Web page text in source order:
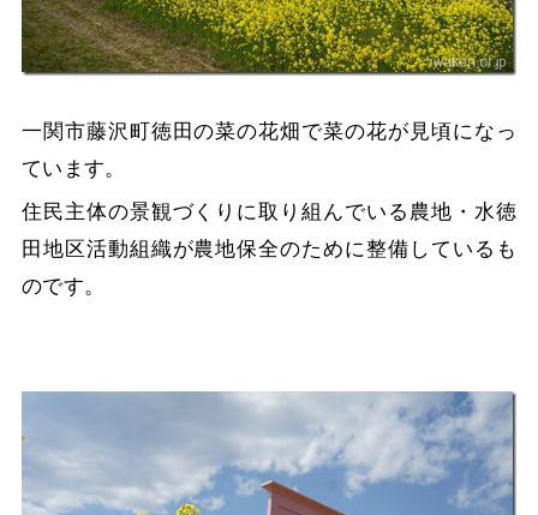
一関市藤沢町徳田の菜の花畑で菜の花が見頃になっ
ています。
住民主体の景観づくりに取り組んでいる農地・水徳
田地区活動組織が農地保全のために整備しているも
のです。